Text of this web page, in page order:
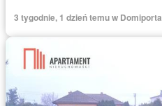
3 tygodnie, 1 dzień temu w Domiporta